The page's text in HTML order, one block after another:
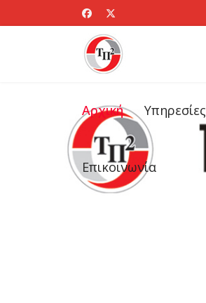
Αρχική Υπηρεσίες
Επικοινωνία